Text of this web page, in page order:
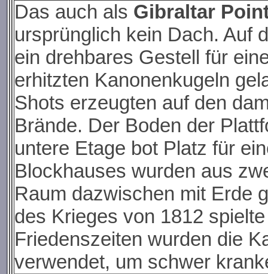
Das auch als Gibraltar
ursprünglich kein Dach. Auf
ein drehbares Gestell für
erhitzten Kanonenkugeln
Shots erzeugten auf den
Brände. Der Boden der
untere Etage bot Platz für
Blockhauses wurden aus
Raum dazwischen mit Erde
des Krieges von 1812
Friedenszeiten wurden die
verwendet, um schwer